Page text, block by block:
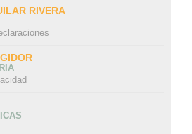
RIVERA